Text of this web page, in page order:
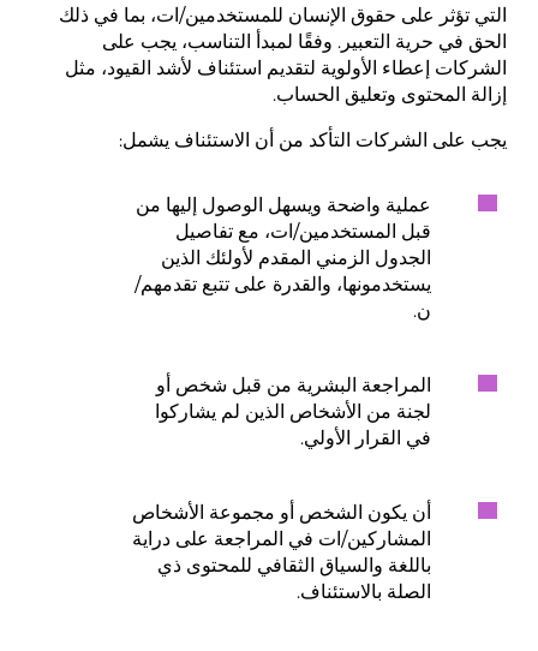
التي تؤثر على حقوق الإنسان للمستخدمين/ات، بما في ذلك
الحق في حرية التعبير. وفقًا لمبدأ التناسب، يجب على
الشركات إعطاء الأولوية لتقديم استئناف لأشد القيود، مثل
إزالة المحتوى وتعليق الحساب.
يجب على الشركات التأكد من أن الاستئناف يشمل:
عملية واضحة ويسهل الوصول إليها من
قبل المستخدمين/ات، مع تفاصيل
الجدول الزمني المقدم لأولئك الذين
يستخدمونها، والقدرة على تتبع تقدمهم/
ن.
المراجعة البشرية من قبل شخص أو
لجنة من الأشخاص الذين لم يشاركوا
في القرار الأولي.
أن يكون الشخص أو مجموعة الأشخاص
المشاركين/ات في المراجعة على دراية
باللغة والسياق الثقافي للمحتوى ذي
الصلة بالاستئناف.